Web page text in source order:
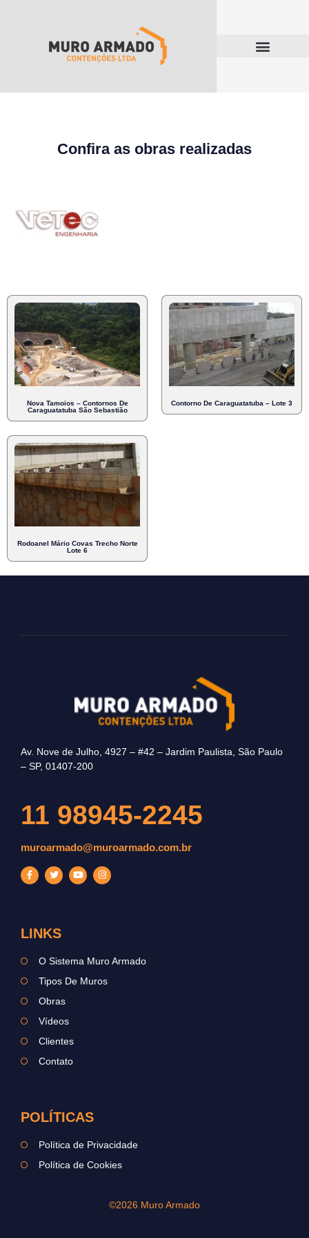
Confira as obras realizadas
Nova Tamoios – Contornos De
Caraguatatuba São Sebastião
Contorno De Caraguatatuba – Lote 3
Rodoanel Mário Covas Trecho Norte
Lote 6
Av. Nove de Julho, 4927 – #42 – Jardim Paulista, São Paulo
– SP, 01407-200
11 98945-2245
muroarmado@muroarmado.com.br
LINKS
O Sistema Muro Armado
Tipos De Muros
Obras
Vídeos
Clientes
Contato
POLÍTICAS
Política de Privacidade
Política de Cookies
©2026 Muro Armado